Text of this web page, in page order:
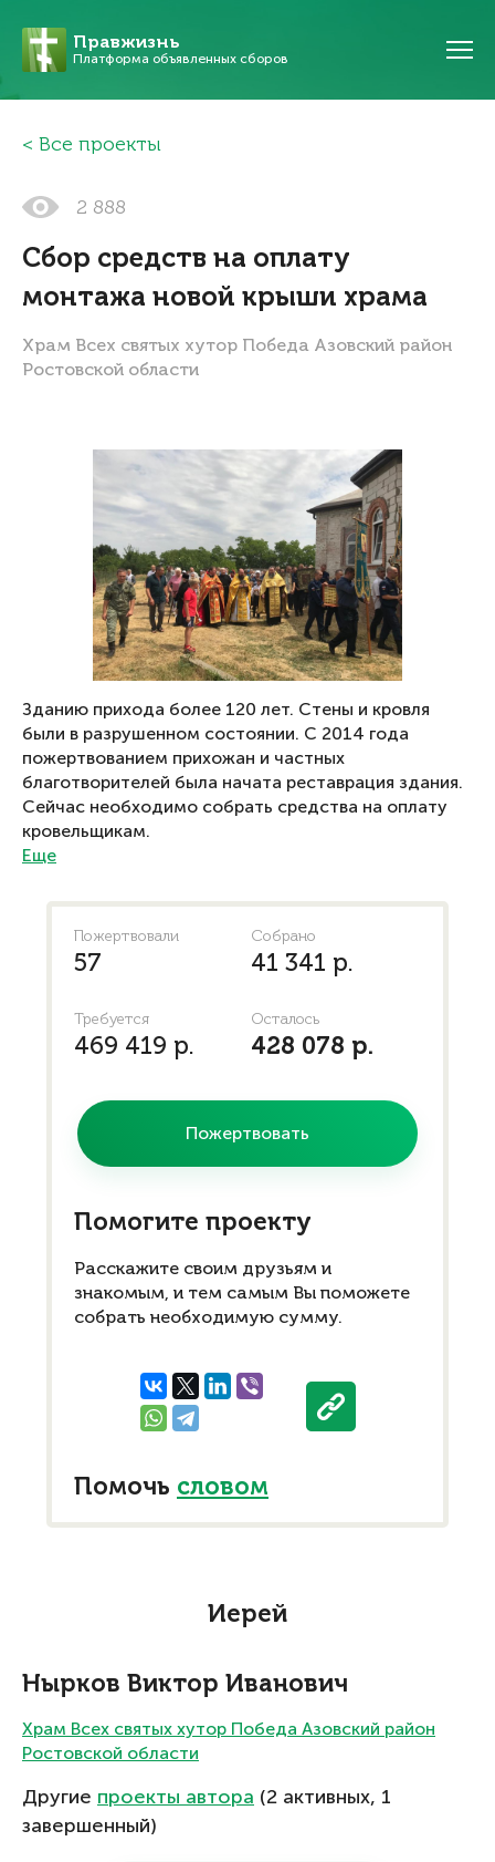
Правжизнь
Платформа объявленных сборов
Все проекты
2 888
Сбор средств на оплату
монтажа новой крыши храма
Храм Всех святых хутор Победа Азовский район
Ростовской области
Зданию прихода более 120 лет. Стены и кровля
были в разрушенном состоянии. С 2014 года
пожертвованием прихожан и частных
благотворителей была начата реставрация здания.
Сейчас необходимо собрать средства на оплату
кровельщикам.
Еще
Пожертвовали
57
Собрано
41 341 р.
Требуется
469 419 р.
Осталось
428 078 р.
Пожертвовать
Помогите проекту
Расскажите своим друзьям и
знакомым, и тем самым Вы поможете
собрать необходимую сумму.
Помочь словом
Иерей
Нырков Виктор Иванович
Храм Всех святых хутор Победа Азовский район
Ростовской области
Другие проекты автора (2 активных, 1
завершенный)